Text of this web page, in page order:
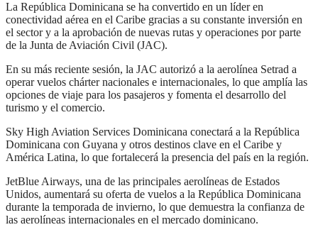
La República Dominicana se ha convertido en un líder en
conectividad aérea en el Caribe gracias a su constante inversión en
el sector y a la aprobación de nuevas rutas y operaciones por parte
de la Junta de Aviación Civil (JAC).
En su más reciente sesión, la JAC autorizó a la aerolínea Setrad a
operar vuelos chárter nacionales e internacionales, lo que amplía las
opciones de viaje para los pasajeros y fomenta el desarrollo del
turismo y el comercio.
Sky High Aviation Services Dominicana conectará a la República
Dominicana con Guyana y otros destinos clave en el Caribe y
América Latina, lo que fortalecerá la presencia del país en la región.
JetBlue Airways, una de las principales aerolíneas de Estados
Unidos, aumentará su oferta de vuelos a la República Dominicana
durante la temporada de invierno, lo que demuestra la confianza de
las aerolíneas internacionales en el mercado dominicano.